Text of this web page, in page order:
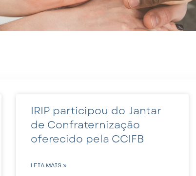
IRIP participou do Jantar
de Confraternização
oferecido pela CCIFB
LEIA MAIS »